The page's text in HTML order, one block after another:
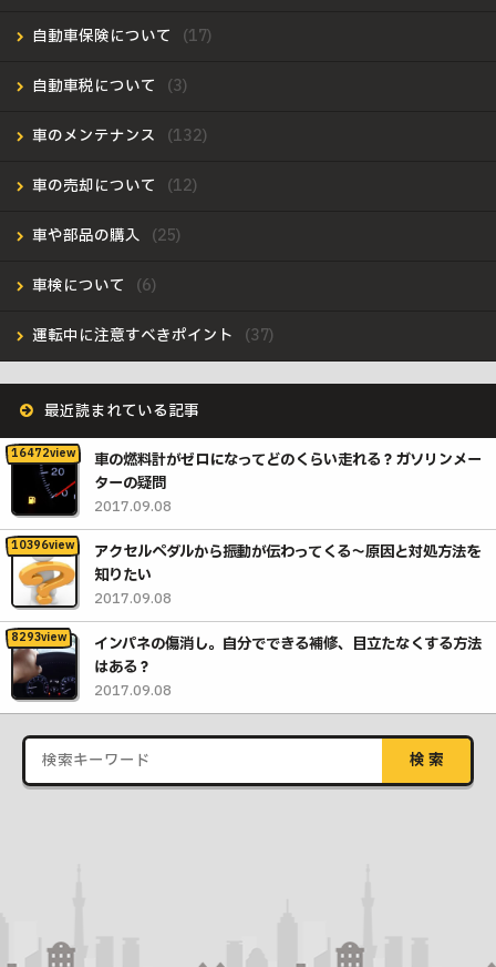
自動車保険について
自動車税について
車のメンテナンス
車の売却について
車や部品の購入
車検について
運転中に注意すべきポイント
最近読まれている記事
車の燃料計がゼロになってどのくらい走れる？ガソリンメー
ターの疑問
2017.09.08
アクセルペダルから振動が伝わってくる〜原因と対処方法を
知りたい
2017.09.08
インパネの傷消し。自分でできる補修、目立たなくする方法
はある？
2017.09.08